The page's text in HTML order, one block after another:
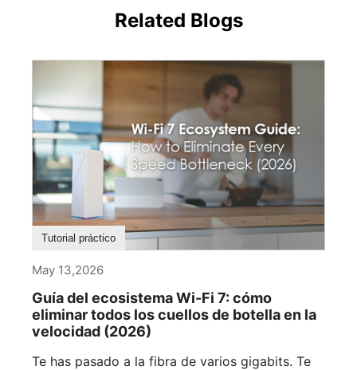
Related Blogs
Tutorial práctico
May 13,2026
Guía del ecosistema Wi-Fi 7: cómo
eliminar todos los cuellos de botella en la
velocidad (2026)
Te has pasado a la fibra de varios gigabits. Te